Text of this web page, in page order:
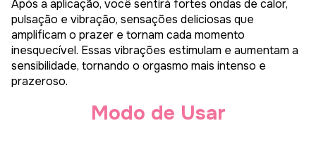
Após a aplicação, você sentirá fortes ondas de calor,
pulsação e vibração, sensações deliciosas que
amplificam o prazer e tornam cada momento
inesquecível. Essas vibrações estimulam e aumentam a
sensibilidade, tornando o orgasmo mais intenso e
prazeroso.
Modo de Usar